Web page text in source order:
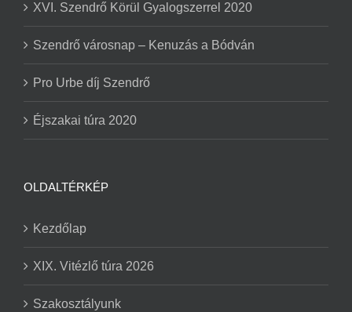
XVI. Szendrő Körül Gyalogszerrel 2020
Szendrő városnap – Kenuzás a Bódván
Pro Urbe díj Szendrő
Éjszakai túra 2020
OLDALTÉRKÉP
Kezdőlap
XIX. Vitézlő túra 2026
Szakosztályunk